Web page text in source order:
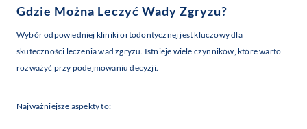
Gdzie Można Leczyć Wady Zgryzu?
Wybór odpowiedniej kliniki ortodontycznej jest kluczowy dla
skuteczności leczenia wad zgryzu. Istnieje wiele czynników, które warto
rozważyć przy podejmowaniu decyzji.
Najważniejsze aspekty to: